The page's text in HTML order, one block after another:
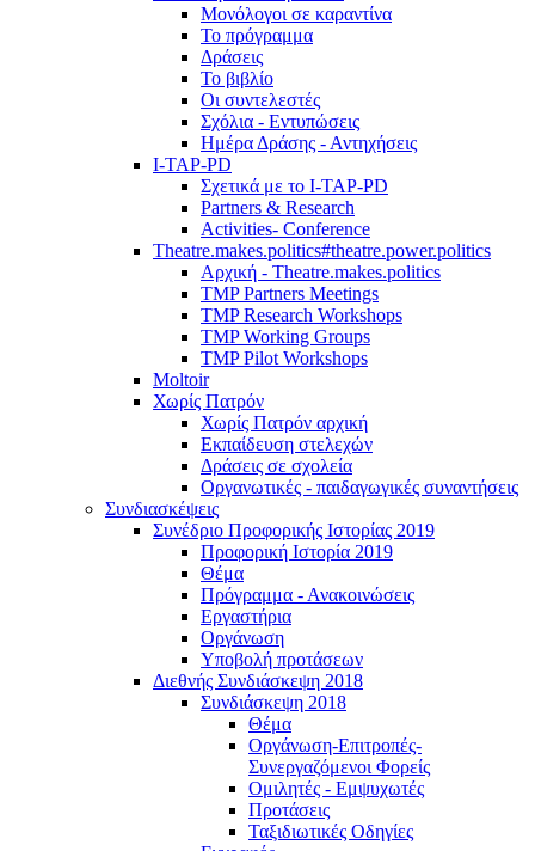
Μονόλογοι σε καραντίνα
Το πρόγραμμα
Δράσεις
Το βιβλίο
Οι συντελεστές
Σχόλια - Εντυπώσεις
Ημέρα Δράσης - Αντηχήσεις
I-TAP-PD
Σχετικά με το I-TAP-PD
Partners & Research
Activities- Conference
Theatre.makes.politics#theatre.power.politics
Αρχική - Theatre.makes.politics
TMP Partners Meetings
TMP Research Workshops
TMP Working Groups
TMP Pilot Workshops
Moltoir
Χωρίς Πατρόν
Χωρίς Πατρόν αρχική
Εκπαίδευση στελεχών
Δράσεις σε σχολεία
Οργανωτικές - παιδαγωγικές συναντήσεις
Συνδιασκέψεις
Συνέδριο Προφορικής Ιστορίας 2019
Προφορική Ιστορία 2019
Θέμα
Πρόγραμμα - Ανακοινώσεις
Εργαστήρια
Οργάνωση
Υποβολή προτάσεων
Διεθνής Συνδιάσκεψη 2018
Συνδιάσκεψη 2018
Θέμα
Οργάνωση-Επιτροπές-
Συνεργαζόμενοι Φορείς
Ομιλητές - Εμψυχωτές
Προτάσεις
Ταξιδιωτικές Οδηγίες